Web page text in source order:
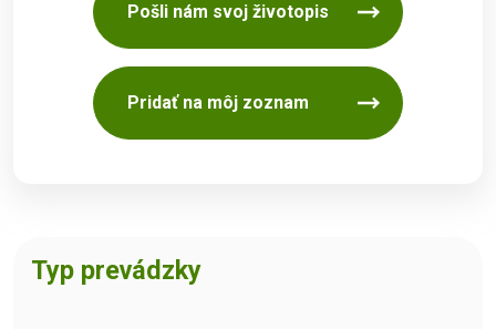
Pošli nám svoj životopis
Pridať na môj zoznam
Typ prevádzky